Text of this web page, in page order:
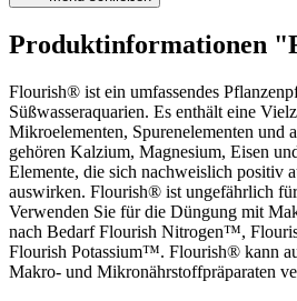
Produktinformationen
Flourish® ist ein umfassendes
Süßwasseraquarien. Es enthält eine
Mikroelementen, Spurenelementen und
gehören Kalzium, Magnesium, Eisen
Elemente, die sich nachweislich positiv
auswirken. Flourish® ist ungefährlich
Verwenden Sie für die Düngung mit
nach Bedarf Flourish Nitrogen™,
Flourish Potassium™. Flourish® kann
Makro- und Mikronährstoffpräparaten